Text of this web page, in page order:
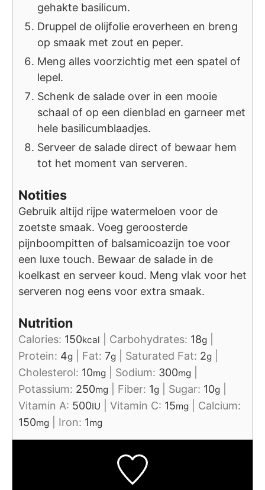
gehakte basilicum.
Druppel de olijfolie eroverheen en breng
op smaak met zout en peper.
Meng alles voorzichtig met een spatel of
lepel.
Schenk de salade over in een mooie
schaal of op een dienblad en garneer met
hele basilicumblaadjes.
Serveer de salade direct of bewaar hem
tot het moment van serveren.
Notities
Gebruik altijd rijpe watermeloen voor de
zoetste smaak. Voeg geroosterde
pijnboompitten of balsamicoazijn toe voor
een luxe touch. Bewaar de salade in de
koelkast en serveer koud. Meng vlak voor het
serveren nog eens voor extra smaak.
Nutrition
Calories: 150kcal Carbohydrates: 18g
Protein: 4g Fat: 7g Saturated Fat: 2g
Cholesterol: 10mg Sodium: 300mg
Potassium: 250mg Fiber: 1g Sugar: 10g
Vitamin A: 500IU Vitamin C: 15mg
Calcium:
150mg Iron: 1mg